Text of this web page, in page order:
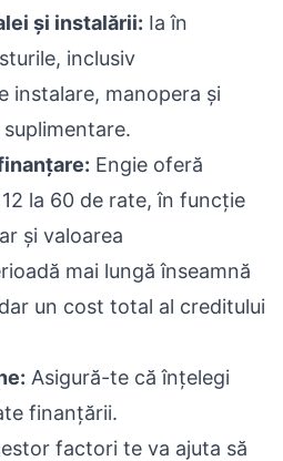
și instalării: Ia în
inclusiv
instalare, manopera și
Engie oferă
la 60 de rate, în funcție
și valoarea
mai lungă înseamnă
un cost total al creditului
Asigură-te că înțelegi
finanțării.
factori te va ajuta să